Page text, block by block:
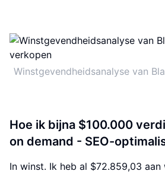
Winstgevendheidsanalyse van
Hoe ik bijna $100.000
on demand - SEO-
In winst. Ik heb al $72.859,03